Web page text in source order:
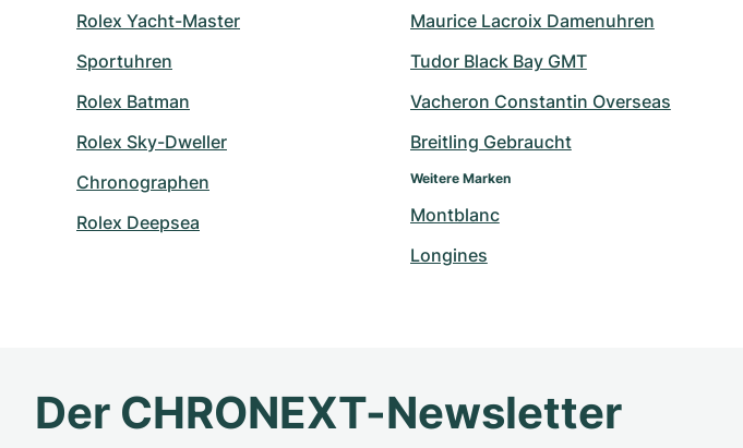
Rolex Yacht-Master
Sportuhren
Rolex Batman
Rolex Sky-Dweller
Chronographen
Rolex Deepsea
Maurice Lacroix Damenuhren
Tudor Black Bay GMT
Vacheron Constantin Overseas
Breitling Gebraucht
Weitere Marken
Montblanc
Longines
Der CHRONEXT-Newsletter